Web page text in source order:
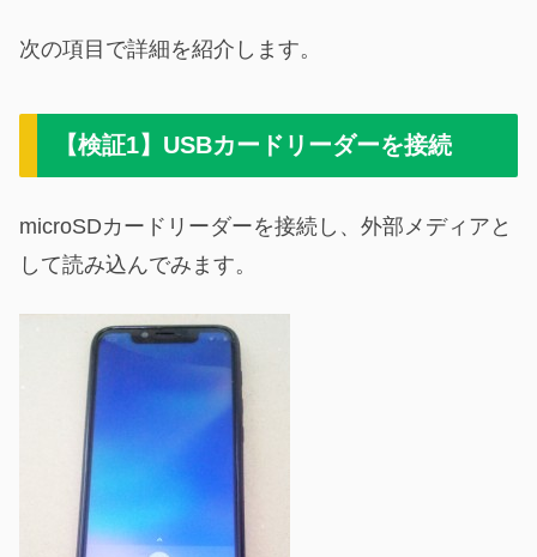
次の項目で詳細を紹介します。
【検証1】USBカードリーダーを接続
microSDカードリーダーを接続し、外部メディアと
して読み込んでみます。